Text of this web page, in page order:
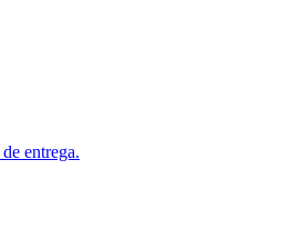
entrega.